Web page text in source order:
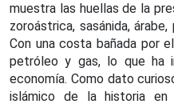
muestra las huellas de la
zoroástrica, sasánida,
Con una costa bañada por
petróleo y gas, lo que ha
economía. Como dato
islámico de la historia en